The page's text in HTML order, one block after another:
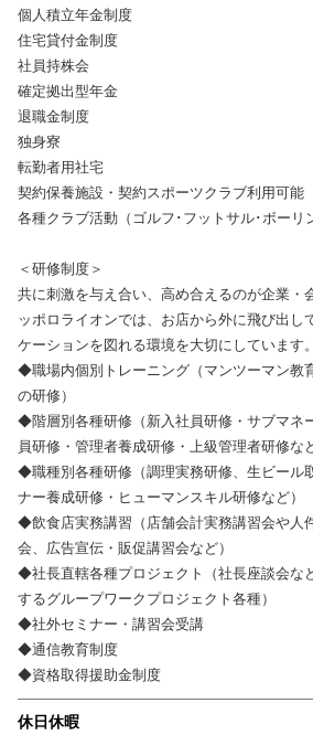
個人積立年金制度
住宅貸付金制度
社員持株会
確定拠出型年金
退職金制度
独身寮
転勤者用社宅
契約保養施設・契約スポーツクラブ利用可能
各種クラブ活動（ゴルフ･フットサル･ボーリ
＜研修制度＞
共に刺激を与え合い、高め合えるのが企業・
ッポロライオンでは、お店から外に飛び出し
ケーションを図れる環境を大切にしています。
◆職場内個別トレーニング（マンツーマン教
の研修）
◆階層別各種研修（新入社員研修・サブマネ
員研修・管理者養成研修・上級管理者研修な
◆職種別各種研修（調理実務研修、生ビール
ナー養成研修・ヒューマンスキル研修など）
◆飲食店実務講習（店舗会計実務講習会や人
会、広告宣伝・販促講習会など）
◆社長直轄各種プロジェクト（社長座談会な
するグループワークプロジェクト各種）
◆社外セミナー・講習会受講
◆通信教育制度
◆資格取得援助金制度
休日休暇